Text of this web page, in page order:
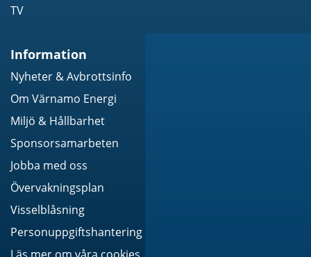
TV
Information
Nyheter & Avbrottsinfo
Om Värnamo Energi
Miljö & Hållbarhet
Sponsorsamarbeten
Jobba med oss
Övervakningsplan
Visselblåsning
Personuppgiftshantering
Läs mer om våra cookies